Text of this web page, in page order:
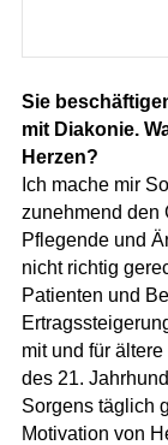
Sie
mit Diakonie.
Herzen?
Ich mache mir
zunehmend den
Pflegende und
nicht richtig
Patienten und
mit und für
des 21.
Sorgens täglich
Motivation von